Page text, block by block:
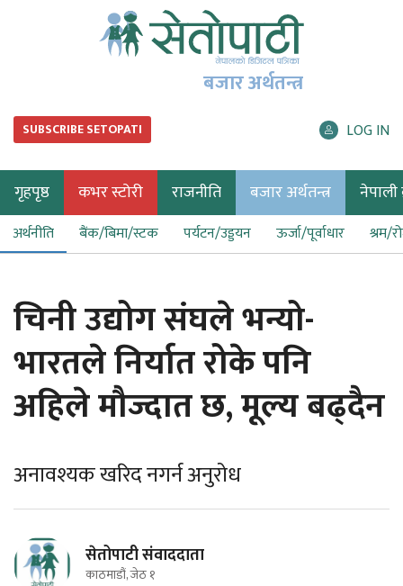
बजार अर्थतन्त्र
SUBSCRIBE SETOPATI LOG IN
गृहपृष्ठ कभर स्टोरी राजनीति बजार अर्थतन्त्र नेपाली
अर्थनीति बैंक/बिमा/स्टक पर्यटन/उड्डयन ऊर्जा/पूर्वाधार श्रम/
चिनी उद्योग संघले भन्यो-
भारतले निर्यात रोके पनि
अहिले मौज्दात छ, मूल्य बढ्दैन
अनावश्यक खरिद नगर्न अनुरोध
सेतोपाटी संवाददाता
काठमाडौं, जेठ १